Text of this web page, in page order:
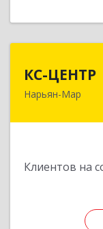
КС-ЦЕНТР
Нарьян-Мар
Клиентов на